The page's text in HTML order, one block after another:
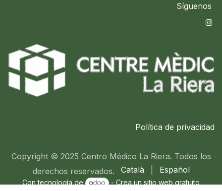
Síguenos
Política de privacidad
Copyright © 2025 Centro Médico La Riera. Todos los
derechos reservados.
Català Español
Con tecnología de - Crea unsitio web gratuito